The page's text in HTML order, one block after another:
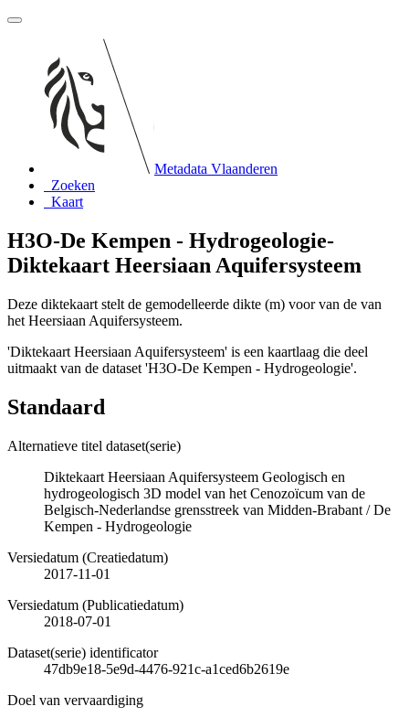
Metadata Vlaanderen
Zoeken
Kaart
H3O-De Kempen - Hydrogeologie-
Diktekaart Heersiaan Aquifersysteem
Deze diktekaart stelt de gemodelleerde dikte (m) voor van de van
het Heersiaan Aquifersysteem.
'Diktekaart Heersiaan Aquifersysteem' is een kaartlaag die deel
uitmaakt van de dataset 'H3O-De Kempen - Hydrogeologie'.
Standaard
Alternatieve titel dataset(serie)
Diktekaart Heersiaan Aquifersysteem Geologisch en
hydrogeologisch 3D model van het Cenozoïcum van de
Belgisch-Nederlandse grensstreek van Midden-Brabant / De
Kempen - Hydrogeologie
Versiedatum (Creatiedatum)
2017-11-01
Versiedatum (Publicatiedatum)
2018-07-01
Dataset(serie) identificator
47db9e18-5e9d-4476-921c-a1ced6b2619e
Doel van vervaardiging